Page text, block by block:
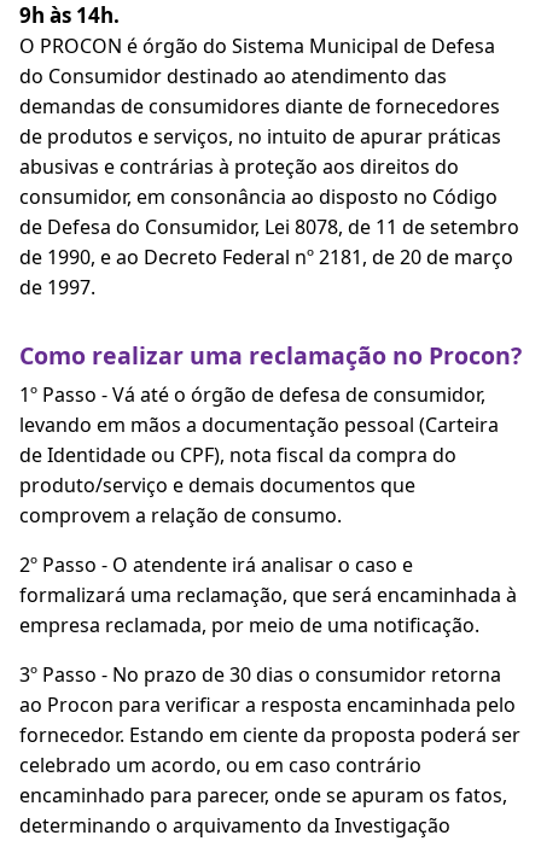
9h às 14h.
O PROCON é órgão do Sistema Municipal de Defesa
do Consumidor destinado ao atendimento das
demandas de consumidores diante de fornecedores
de produtos e serviços, no intuito de apurar práticas
abusivas e contrárias à proteção aos direitos do
consumidor, em consonância ao disposto no Código
de Defesa do Consumidor, Lei 8078, de 11 de setembro
de 1990, e ao Decreto Federal nº 2181, de 20 de março
de 1997.
Como realizar uma reclamação no Procon?
1º Passo - Vá até o órgão de defesa de consumidor,
levando em mãos a documentação pessoal (Carteira
de Identidade ou CPF), nota fiscal da compra do
produto/serviço e demais documentos que
comprovem a relação de consumo.
2º Passo - O atendente irá analisar o caso e
formalizará uma reclamação, que será encaminhada à
empresa reclamada, por meio de uma notificação.
3º Passo - No prazo de 30 dias o consumidor retorna
ao Procon para verificar a resposta encaminhada pelo
fornecedor. Estando em ciente da proposta poderá ser
celebrado um acordo, ou em caso contrário
encaminhado para parecer, onde se apuram os fatos,
determinando o arquivamento da Investigação